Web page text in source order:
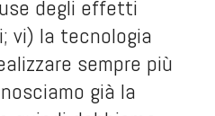
degli effetti
vi) la tecnologia
sempre più
già la